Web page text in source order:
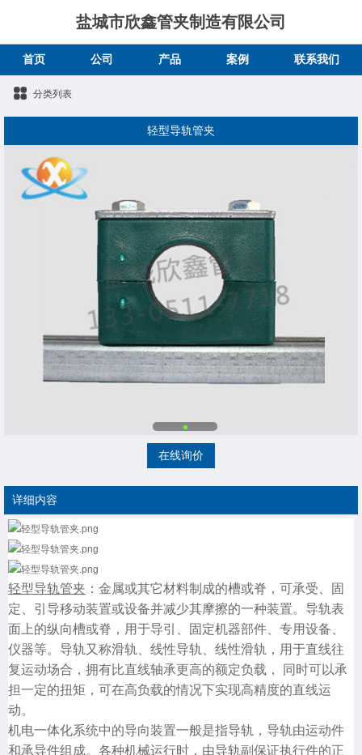
盐城市欣鑫管夹制造有限公司
首页 公司 产品 案例 联系我们
分类列表
轻型导轨管夹
在线询价
详细内容
轻型导轨管夹 ：金属或其它材料制成的槽或脊，可承受、固
定、引导移动装置或设备并减少其摩擦的一种装置。导轨表
面上的纵向槽或脊，用于导引、固定机器部件、专用设备、
仪器等。导轨又称滑轨、线性导轨、线性滑轨，用于直线往
复运动场合，拥有比直线轴承更高的额定负载， 同时可以承
担一定的扭矩，可在高负载的情况下实现高精度的直线运
动。
机电一体化系统中的导向装置一般是指导轨，导轨由运动件
和承导件组成。各种机械运行时，由导轨副保证执行件的正